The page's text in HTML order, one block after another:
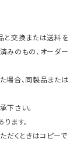
と交換または送料を
みのもの、オーダー
場合、同製品または
下さい。
ます。
だくときはコピーで